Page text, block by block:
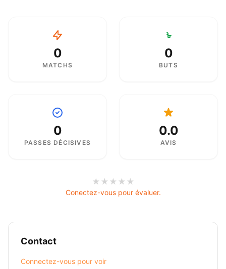
0
MATCHS
0
BUTS
0
PASSES DÉCISIVES
0.0
AVIS
★ ★ ★ ★ ★
Conectez-vous pour évaluer.
Contact
Connectez-vous pour voir